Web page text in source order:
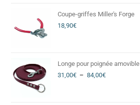
Coupe-griffes Miller's Forge
18,90€
Longe pour poignée amovible
31,00€ – 84,00€